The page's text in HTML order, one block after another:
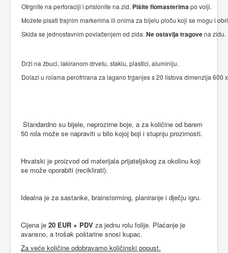
Otrgnite na perforaciji i prislonite na zid. Pišite flomasterima po volji.
Možete pisati trajnim markerima ili onima za bijelu ploču koji se mogu i
Skida se jednostavnim povlačenjem od zida. Ne ostavlja tragovena zidu.
Drži na žbuci, lakiranom drvetu, staklu, plastici, aluminiju.
Dolazi u rolama perofrirana za lagano trganjes s20 listova dimenzija 600
Standardno su bijele, neprozirne boje, a za količine od barem
50 rola može se napraviti u bilo kojoj boji i stupnju prozirnosti.
Hrvatski je proizvod od materijala prijateljskog za okolinu koji
se može oporabiti (reciklirati).
Idealna je za sastanke, brainstorming, planiranje i dječju igru.
Cijena je 20 EUR + PDV za jednu rolu folije. Plaćanje je
avansno, a trošak poštarine snosi kupac.
Za veće količine odobravamo količinski popust.